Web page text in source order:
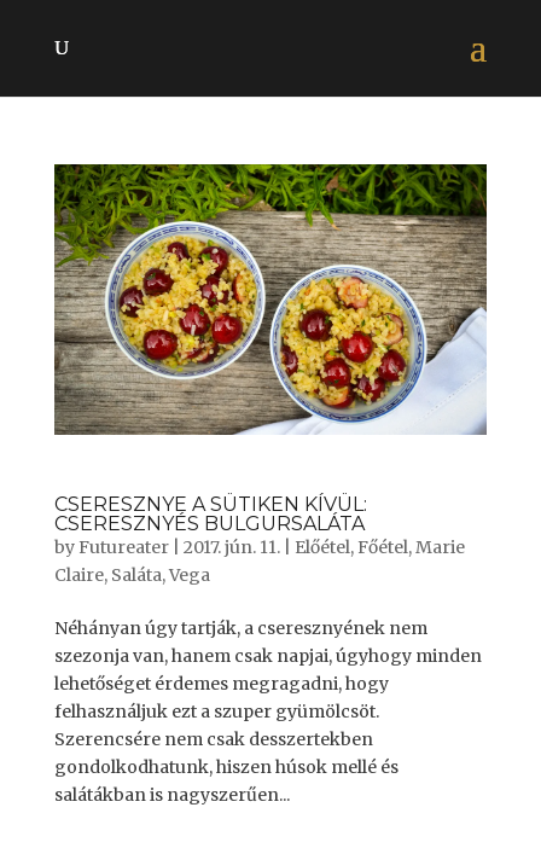
CSERESZNYE A SÜTIKEN KÍVÜL:
CSERESZNYÉS BULGURSALÁTA
by Futureater| 2017. jún. 11.| Előétel, Főétel,Marie
Claire, Saláta,Vega
Néhányan úgy tartják, a cseresznyének nem
szezonja van, hanem csak napjai, úgyhogy minden
lehetőséget érdemes megragadni, hogy
felhasználjuk ezt a szuper gyümölcsöt.
Szerencsére nem csak desszertekben
gondolkodhatunk, hiszen húsok mellé és
salátákban is nagyszerűen...